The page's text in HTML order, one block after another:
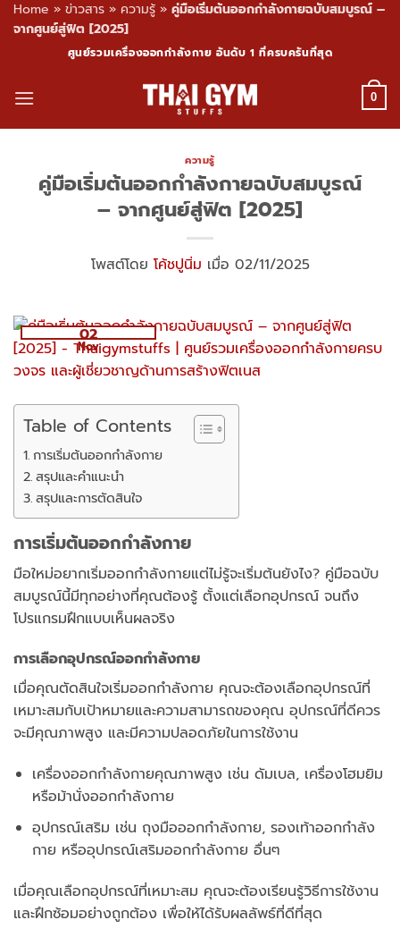
Home » ข่าวสาร » ความรู้ » คู่มือเริ่มต้นออกกำลังกายฉบับสมบูรณ์ –
จากศูนย์สู่ฟิต [2025]
content
ศูนย์รวมเครื่องออกกำลังกาย อันดับ 1 ที่ครบครันที่สุด
0
ความรู้
คู่มือเริ่มต้นออกกำลังกายฉบับสมบูรณ์
– จากศูนย์สู่ฟิต [2025]
โพสต์โดย โค้ชปูนิ่ม เมื่อ 02/11/2025
02
Nov
Table of Contents
การเริ่มต้นออกกำลังกาย
สรุปและคำแนะนำ
สรุปและการตัดสินใจ
การเริ่มต้นออกกำลังกาย
มือใหม่อยากเริ่มออกกำลังกายแต่ไม่รู้จะเริ่มต้นยังไง? คู่มือฉบับ
สมบูรณ์นี้มีทุกอย่างที่คุณต้องรู้ ตั้งแต่เลือกอุปกรณ์ จนถึง
โปรแกรมฝึกแบบเห็นผลจริง
การเลือกอุปกรณ์ออกกำลังกาย
เมื่อคุณตัดสินใจเริ่มออกกำลังกาย คุณจะต้องเลือกอุปกรณ์ที่
เหมาะสมกับเป้าหมายและความสามารถของคุณ อุปกรณ์ที่ดีควร
จะมีคุณภาพสูง และมีความปลอดภัยในการใช้งาน
เครื่องออกกำลังกายคุณภาพสูง เช่น ดัมเบล, เครื่องโฮมยิม
หรือม้านั่งออกกำลังกาย
อุปกรณ์เสริม เช่น ถุงมือออกกำลังกาย, รองเท้าออกกำลัง
กาย หรืออุปกรณ์เสริมออกกำลังกาย อื่นๆ
เมื่อคุณเลือกอุปกรณ์ที่เหมาะสม คุณจะต้องเรียนรู้วิธีการใช้งาน
และฝึกซ้อมอย่างถูกต้อง เพื่อให้ได้รับผลลัพธ์ที่ดีที่สุด